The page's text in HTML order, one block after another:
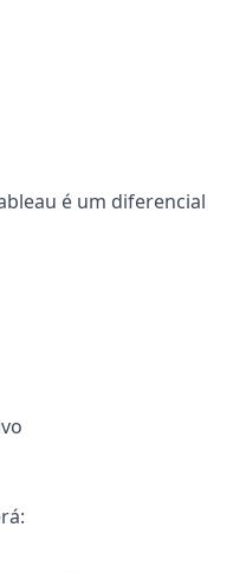
é um diferencial